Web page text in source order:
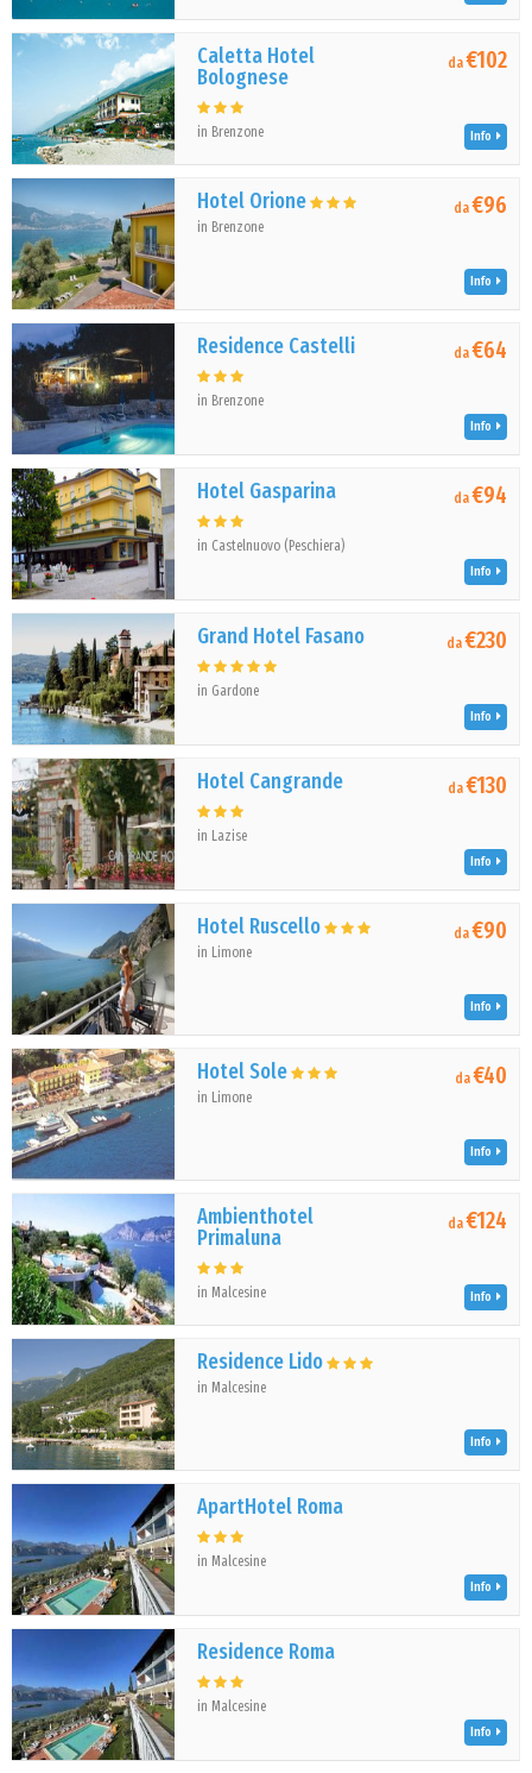
Caletta Hotel
Bolognese
in Brenzone
da€102
Info
Hotel Orione
in Brenzone
da€96
Info
Residence Castelli
in Brenzone
da€64
Info
Hotel Gasparina
in Castelnuovo (Peschiera)
da€94
Info
Grand Hotel Fasano
in Gardone
da€230
Info
Hotel Cangrande
in Lazise
da€130
Info
Hotel Ruscello
in Limone
da€90
Info
Hotel Sole
in Limone
da€40
Info
Ambienthotel
Primaluna
in Malcesine
da€124
Info
Residence Lido
in Malcesine
Info
ApartHotel Roma
in Malcesine
Info
Residence Roma
in Malcesine
Info